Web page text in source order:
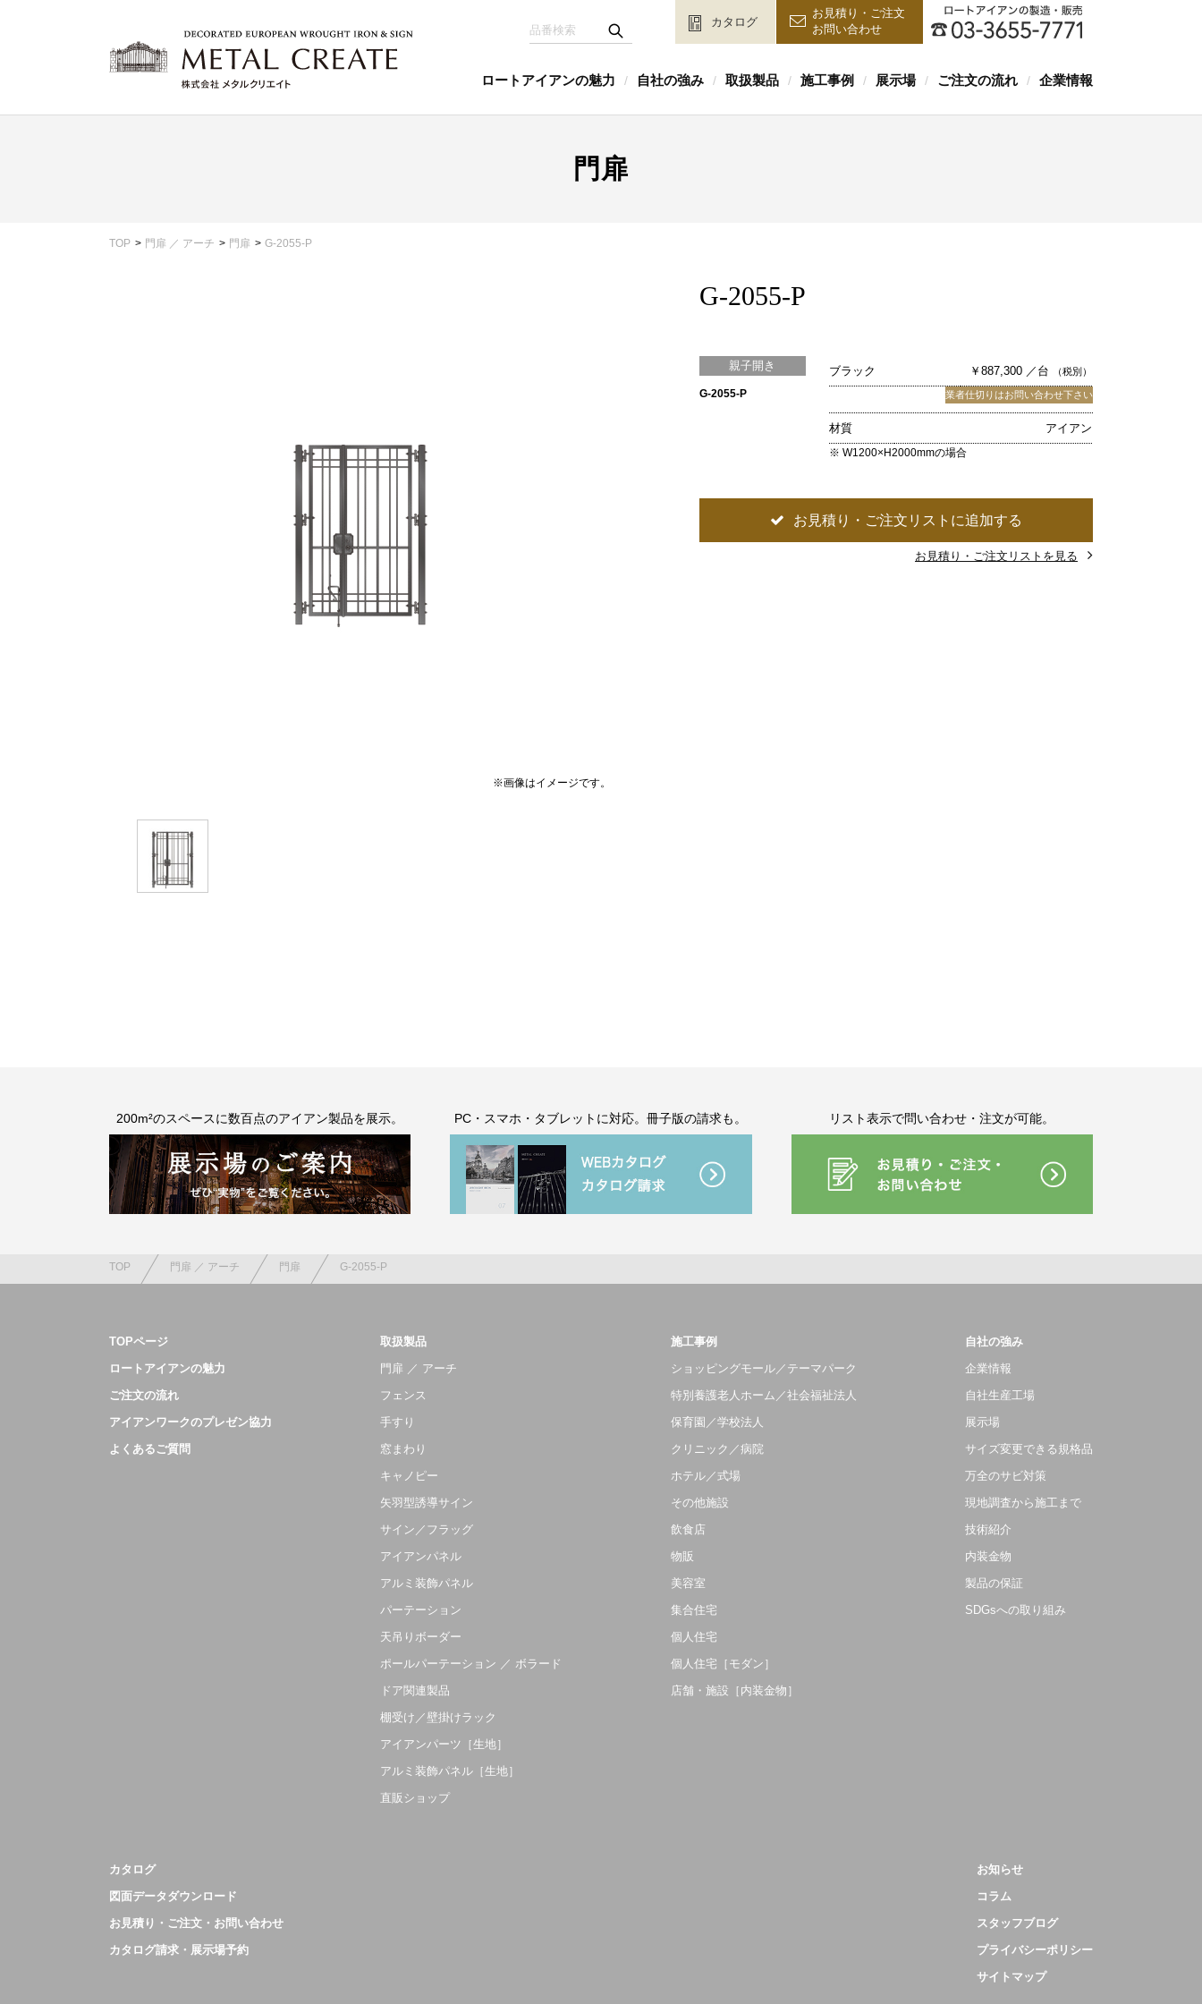
カタログ
お見積り・ご注文
お問い合わせ
ロートアイアンの魅力 / 自社の強み / 取扱製品 / 施工事例 / 展示場 / ご注文の流れ / 企業情報
門扉
TOP 門扉 ／ アーチ 門扉 G-2055-P
G-2055-P
※画像はイメージです。
親子開き
G-2055-P
ブラック ￥887,300 ／台 （税別）
業者仕切りはお問い合わせ下さい
材質 アイアン
※ W1200×H2000mmの場合
お見積り・ご注文リストに追加する
お見積り・ご注文リストを見る
200m²のスペースに数百点のアイアン製品を展示。 PC・スマホ・タブレットに対応。冊子版の請求も。 リスト表示で問い合わせ・注文が可能。
TOP 門扉 ／ アーチ 門扉 G-2055-P
TOPページ
ロートアイアンの魅力
ご注文の流れ
アイアンワークのプレゼン協力
よくあるご質問
取扱製品
門扉 ／ アーチ
フェンス
手すり
窓まわり
キャノピー
矢羽型誘導サイン
サイン／フラッグ
アイアンパネル
アルミ装飾パネル
パーテーション
天吊りボーダー
ポールパーテーション ／ ボラード
ドア関連製品
棚受け／壁掛けラック
アイアンパーツ［生地］
アルミ装飾パネル［生地］
直販ショップ
施工事例
ショッピングモール／テーマパーク
特別養護老人ホーム／社会福祉法人
保育園／学校法人
クリニック／病院
ホテル／式場
その他施設
飲食店
物販
美容室
集合住宅
個人住宅
個人住宅［モダン］
店舗・施設［内装金物］
自社の強み
企業情報
自社生産工場
展示場
サイズ変更できる規格品
万全のサビ対策
現地調査から施工まで
技術紹介
内装金物
製品の保証
SDGsへの取り組み
カタログ
図面データダウンロード
お見積り・ご注文・お問い合わせ
カタログ請求・展示場予約
お知らせ
コラム
スタッフブログ
プライバシーポリシー
サイトマップ